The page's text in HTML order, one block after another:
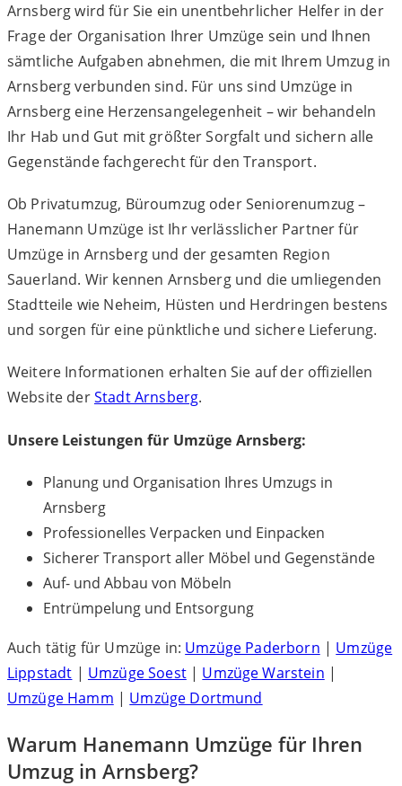
Arnsberg wird für Sie ein unentbehrlicher Helfer in der
Frage der Organisation Ihrer Umzüge sein und Ihnen
sämtliche Aufgaben abnehmen, die mit Ihrem Umzug in
Arnsberg verbunden sind. Für uns sind Umzüge in
Arnsberg eine Herzensangelegenheit – wir behandeln
Ihr Hab und Gut mit größter Sorgfalt und sichern alle
Gegenstände fachgerecht für den Transport.
Ob Privatumzug, Büroumzug oder Seniorenumzug –
Hanemann Umzüge ist Ihr verlässlicher Partner für
Umzüge in Arnsberg und der gesamten Region
Sauerland. Wir kennen Arnsberg und die umliegenden
Stadtteile wie Neheim, Hüsten und Herdringen bestens
und sorgen für eine pünktliche und sichere Lieferung.
Weitere Informationen erhalten Sie auf der offiziellen
Website derStadt Arnsberg.
Unsere Leistungen für Umzüge Arnsberg:
Planung und Organisation Ihres Umzugs in
Arnsberg
Professionelles Verpacken und Einpacken
Sicherer Transport aller Möbel und Gegenstände
Auf- und Abbau von Möbeln
Entrümpelung und Entsorgung
Auch tätig für Umzüge in: Umzüge Paderborn | Umzüge
Lippstadt | Umzüge Soest| Umzüge Warstein |
Umzüge Hamm | Umzüge Dortmund
Warum Hanemann Umzüge für Ihren
Umzug in Arnsberg?